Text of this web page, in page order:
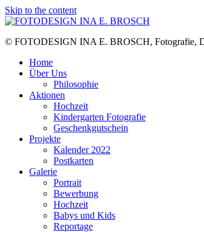
Skip to the content
© FOTODESIGN INA E. BROSCH, Fotografie,
Home
Über Uns
Philosophie
Aktionen
Hochzeit
Kindergarten Fotografie
Geschenkgutschein
Projekte
Kalender 2022
Postkarten
Galerie
Portrait
Bewerbung
Hochzeit
Babys und Kids
Reportage